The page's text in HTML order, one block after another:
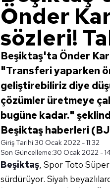
Önder
sözleri!
Beşiktaş'ta Önder
"Transferi yaparken
geliştirebiliriz diye
çözümler üretmeye
bugüne kadar."
Beşiktaş haberleri
Giriş Tarihi:30 Ocak 2022 - 11:32
Son Güncelleme:30 Ocak 2022 -
Beşiktaş, Spor Toto
sürdürüyor. Siyah